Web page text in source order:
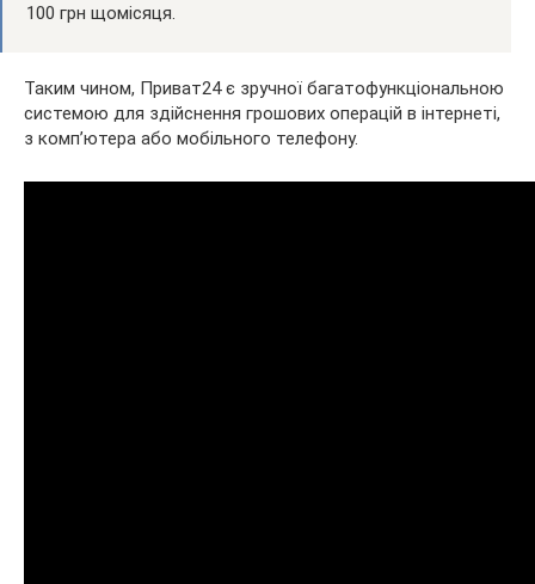
100 грн щомісяця.
Таким чином, Приват24 є зручної багатофункціональною
системою для здійснення грошових операцій в інтернеті,
з комп’ютера або мобільного телефону.